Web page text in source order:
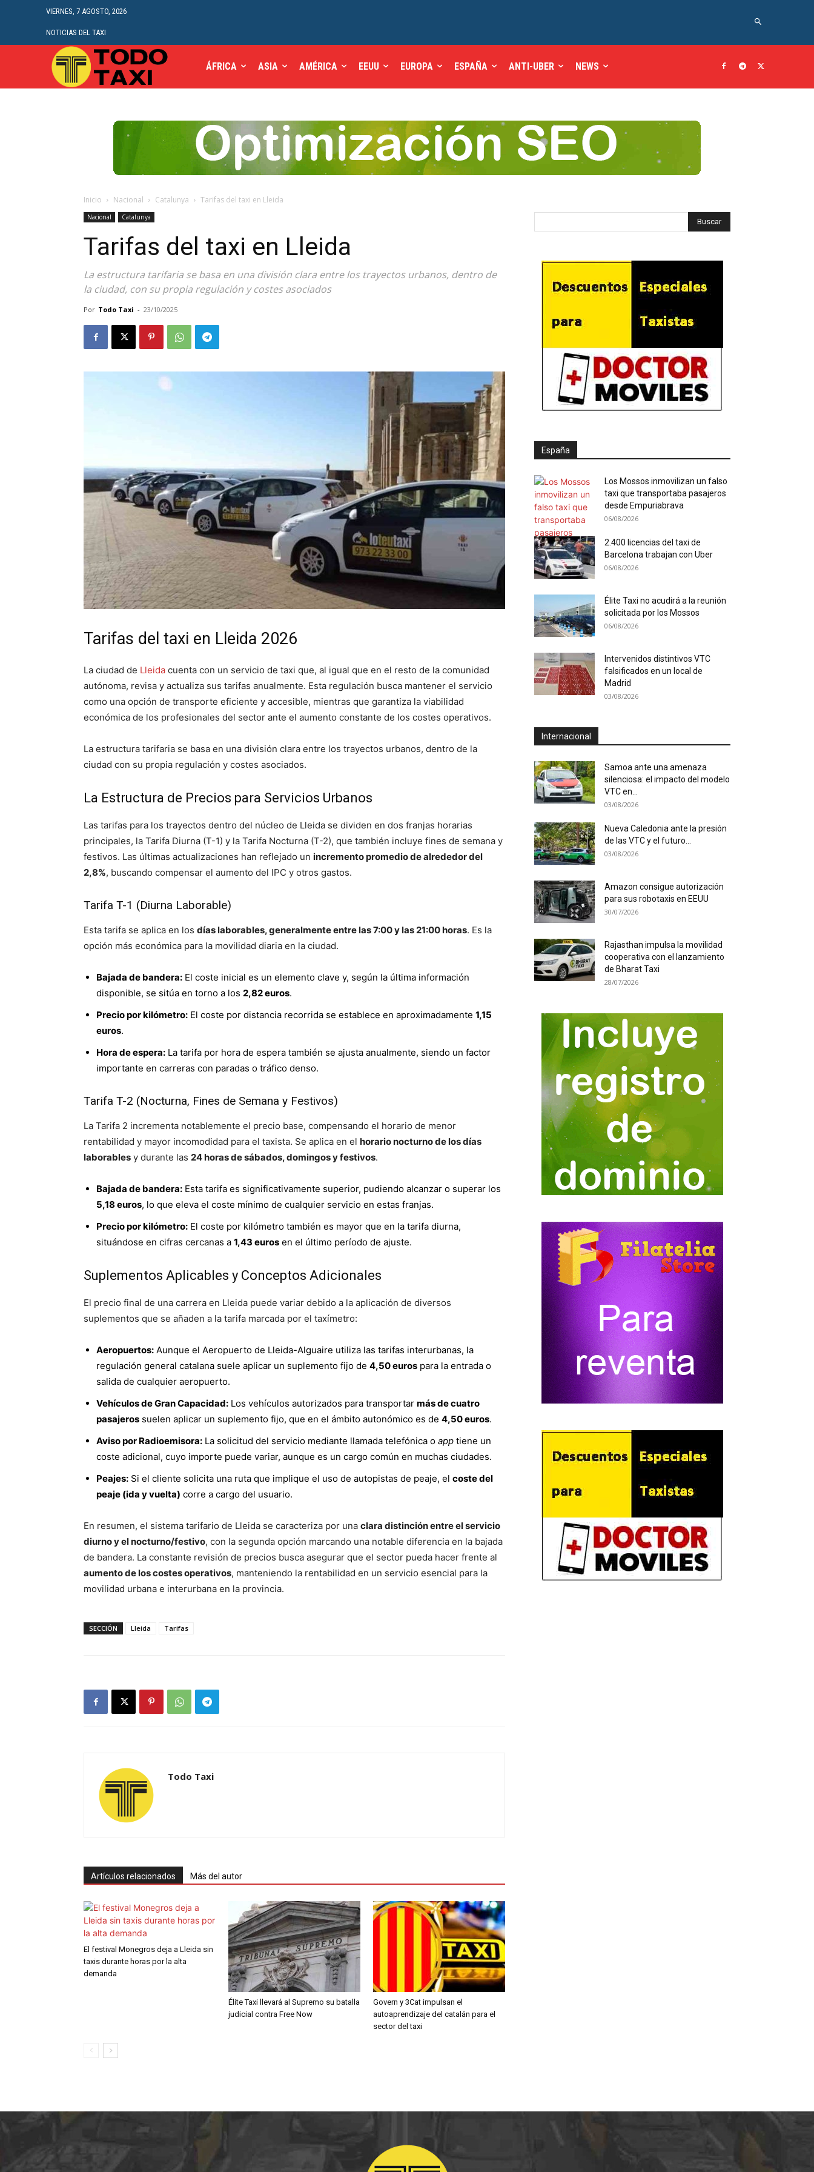
VIERNES, 7 AGOSTO, 2026
NOTICIAS DEL TAXI
ÁFRICA ASIA AMÉRICA EEUU EUROPA ESPAÑA ANTI-UBER NEWS
Inicio Nacional Catalunya Tarifas del taxi en Lleida
Nacional Catalunya
Tarifas del taxi en Lleida
La estructura tarifaria se basa en una división clara entre los trayectos urbanos, dentro de
la ciudad, con su propia regulación y costes asociados
Por Todo Taxi - 23/10/2025
Tarifas del taxi en Lleida 2026
La ciudad de Lleida cuenta con un servicio de taxi que, al igual que en el resto de la comunidad
autónoma, revisa y actualiza sus tarifas anualmente. Esta regulación busca mantener el servicio
como una opción de transporte eficiente y accesible, mientras que garantiza la viabilidad
económica de los profesionales del sector ante el aumento constante de los costes operativos.
La estructura tarifaria se basa en una división clara entre los trayectos urbanos, dentro de la
ciudad con su propia regulación y costes asociados.
La Estructura de Precios para Servicios Urbanos
Las tarifas para los trayectos dentro del núcleo de Lleida se dividen en dos franjas horarias
principales, la Tarifa Diurna (T-1) y la Tarifa Nocturna (T-2), que también incluye fines de semana y
festivos. Las últimas actualizaciones han reflejado un incremento promedio de alrededor del
2,8%, buscando compensar el aumento del IPC y otros gastos.
Tarifa T-1 (Diurna Laborable)
Esta tarifa se aplica en los días laborables, generalmente entre las 7:00 y las 21:00 horas. Es la
opción más económica para la movilidad diaria en la ciudad.
Bajada de bandera: El coste inicial es un elemento clave y, según la última información
disponible, se sitúa en torno a los 2,82 euros.
Precio por kilómetro: El coste por distancia recorrida se establece en aproximadamente 1,15
euros.
Hora de espera: La tarifa por hora de espera también se ajusta anualmente, siendo un factor
importante en carreras con paradas o tráfico denso.
Tarifa T-2 (Nocturna, Fines de Semana y Festivos)
La Tarifa 2 incrementa notablemente el precio base, compensando el horario de menor
rentabilidad y mayor incomodidad para el taxista. Se aplica en el horario nocturno de los días
laborables y durante las 24 horas de sábados, domingos y festivos.
Bajada de bandera: Esta tarifa es significativamente superior, pudiendo alcanzar o superar los
5,18 euros, lo que eleva el coste mínimo de cualquier servicio en estas franjas.
Precio por kilómetro: El coste por kilómetro también es mayor que en la tarifa diurna,
situándose en cifras cercanas a 1,43 euros en el último período de ajuste.
Suplementos Aplicables y Conceptos Adicionales
El precio final de una carrera en Lleida puede variar debido a la aplicación de diversos
suplementos que se añaden a la tarifa marcada por el taxímetro:
Aeropuertos: Aunque el Aeropuerto de Lleida-Alguaire utiliza las tarifas interurbanas, la
regulación general catalana suele aplicar un suplemento fijo de 4,50 euros para la entrada o
salida de cualquier aeropuerto.
Vehículos de Gran Capacidad: Los vehículos autorizados para transportar más de cuatro
pasajeros suelen aplicar un suplemento fijo, que en el ámbito autonómico es de 4,50 euros.
Aviso por Radioemisora: La solicitud del servicio mediante llamada telefónica o app tiene un
coste adicional, cuyo importe puede variar, aunque es un cargo común en muchas ciudades.
Peajes: Si el cliente solicita una ruta que implique el uso de autopistas de peaje, el coste del
peaje (ida y vuelta) corre a cargo del usuario.
En resumen, el sistema tarifario de Lleida se caracteriza por una clara distinción entre el servicio
diurno y el nocturno/festivo, con la segunda opción marcando una notable diferencia en la bajada
de bandera. La constante revisión de precios busca asegurar que el sector pueda hacer frente al
aumento de los costes operativos, manteniendo la rentabilidad en un servicio esencial para la
movilidad urbana e interurbana en la provincia.
SECCIÓN Lleida Tarifas
Todo Taxi
Artículos relacionados Más del autor
El festival Monegros deja a Lleida sin
taxis durante horas por la alta
demanda
Élite Taxi llevará al Supremo su batalla
judicial contra Free Now
Govern y 3Cat impulsan el
autoaprendizaje del catalán para el
sector del taxi
España
Los Mossos inmovilizan un falso
taxi que transportaba pasajeros
desde Empuriabrava
06/08/2026
2.400 licencias del taxi de
Barcelona trabajan con Uber
06/08/2026
Élite Taxi no acudirá a la reunión
solicitada por los Mossos
06/08/2026
Intervenidos distintivos VTC
falsificados en un local de
Madrid
03/08/2026
Internacional
Samoa ante una amenaza
silenciosa: el impacto del modelo
VTC en...
03/08/2026
Nueva Caledonia ante la presión
de las VTC y el futuro...
03/08/2026
Amazon consigue autorización
para sus robotaxis en EEUU
30/07/2026
Rajasthan impulsa la movilidad
cooperativa con el lanzamiento
de Bharat Taxi
28/07/2026